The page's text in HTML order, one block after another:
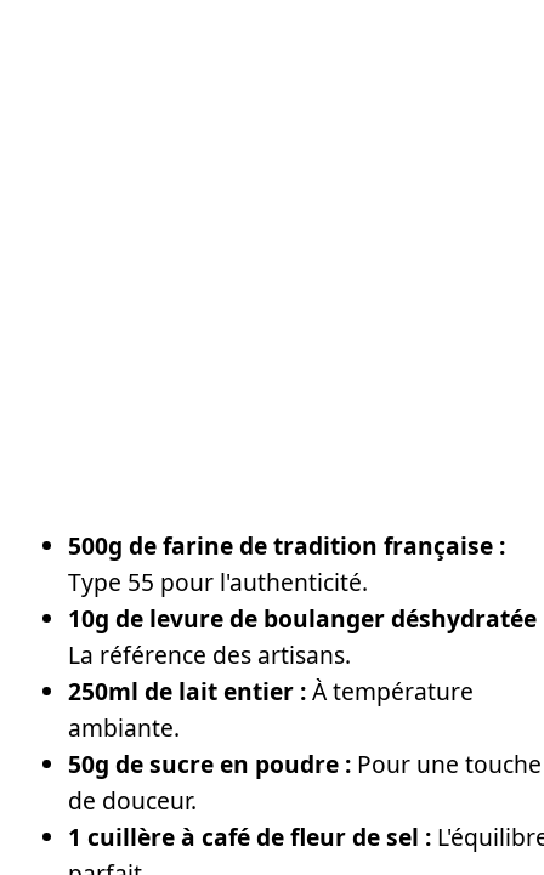
500g de farine de tradition française :
Type 55 pour l'authenticité.
10g de levure de boulanger déshydratée
La référence des artisans.
250ml de lait entier :À température
ambiante.
50g de sucre en poudre : Pour une touche
de douceur.
1 cuillère à café de fleur de sel :